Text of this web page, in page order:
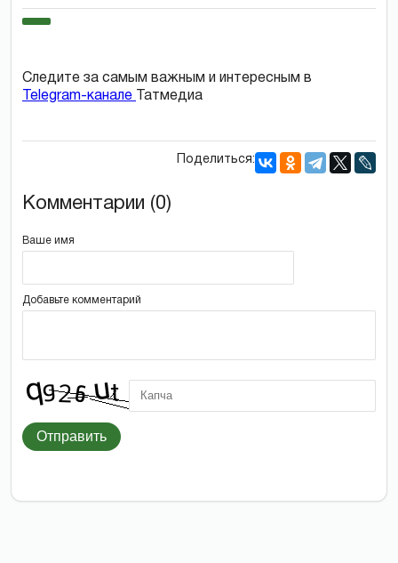
Следите за самым важным и интересным в
Telegram-канале
Татмедиа
Поделиться:
Комментарии (0)
Ваше имя
Добавьте комментарий
Отправить